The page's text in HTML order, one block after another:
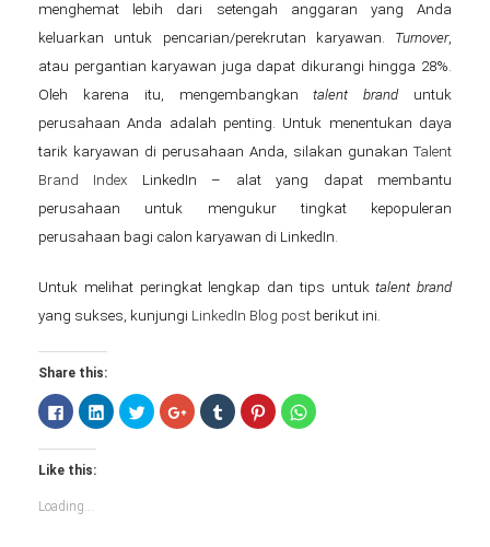
menghemat lebih dari setengah anggaran yang Anda
keluarkan untuk pencarian/perekrutan karyawan. Turnover,
atau pergantian karyawan juga dapat dikurangi hingga 28%.
Oleh karena itu, mengembangkantalent branduntuk
perusahaan Anda adalah penting. Untuk menentukan daya
tarik karyawan di perusahaan Anda, silakan gunakan Talent
Brand Index LinkedIn – alat yang dapat membantu
perusahaan untuk mengukur tingkat kepopuleran
perusahaan bagi calon karyawan di LinkedIn.
Untuk melihat peringkat lengkap dan tips untuktalent brand
yang sukses, kunjungi LinkedIn Blog post berikut ini.
Share this:
Click
to
share
on
Facebook
(Opens
new
window)
Click
to
share
Click
to
share
Click
to
share
Click
to
share
Click
to
share
Click
to
Like this:
Loading...